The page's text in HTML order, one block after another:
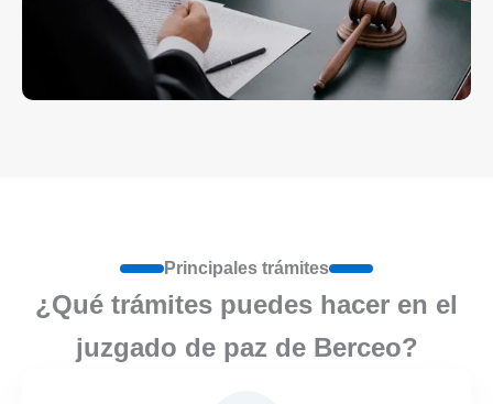
Principales trámites
¿Qué trámites puedes hacer en el
juzgado de paz de Berceo?